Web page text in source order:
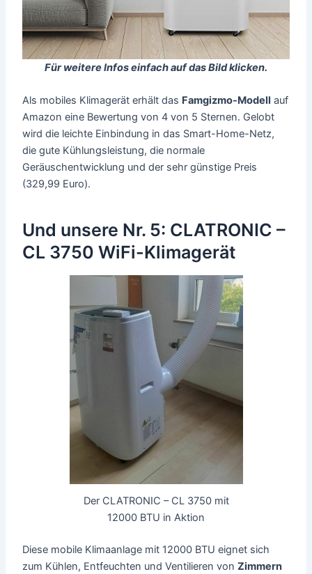
Für weitere Infos einfach auf das Bild klicken.
Als mobiles Klimagerät erhält das Famgizmo-Modell auf
Amazon eine Bewertung von 4 von 5 Sternen. Gelobt
wird die leichte Einbindung in das Smart-Home-Netz,
die gute Kühlungsleistung, die normale
Geräuschentwicklung und der sehr günstige Preis
(329,99 Euro).
Und unsere Nr. 5: CLATRONIC –
CL 3750 WiFi-Klimagerät
Der CLATRONIC – CL 3750 mit
12000 BTU in Aktion
Diese mobile Klimaanlage mit 12000 BTU eignet sich
zum Kühlen, Entfeuchten und Ventilieren vonZimmern